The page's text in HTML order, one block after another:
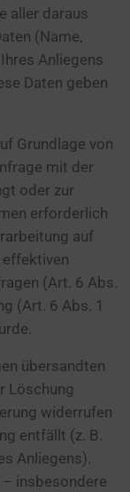
aller daraus
(Name,
Anliegens
Daten geben
Grundlage von
mit der
oder zur
erforderlich
auf
(Art. 6 Abs.
(Art. 6 Abs. 1
übersandten
Löschung
widerrufen
entfällt (z. B.
Anliegens).
insbesondere